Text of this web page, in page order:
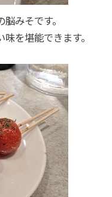
みそです。
を堪能できます。